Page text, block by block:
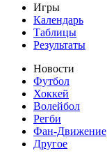
Игры
Календарь
Таблицы
Результаты
Новости
Футбол
Хоккей
Волейбол
Регби
Фан-Движение
Другое